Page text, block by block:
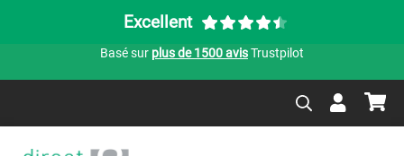
Excellent
Basé sur plus de 1500 avisTrustpilot